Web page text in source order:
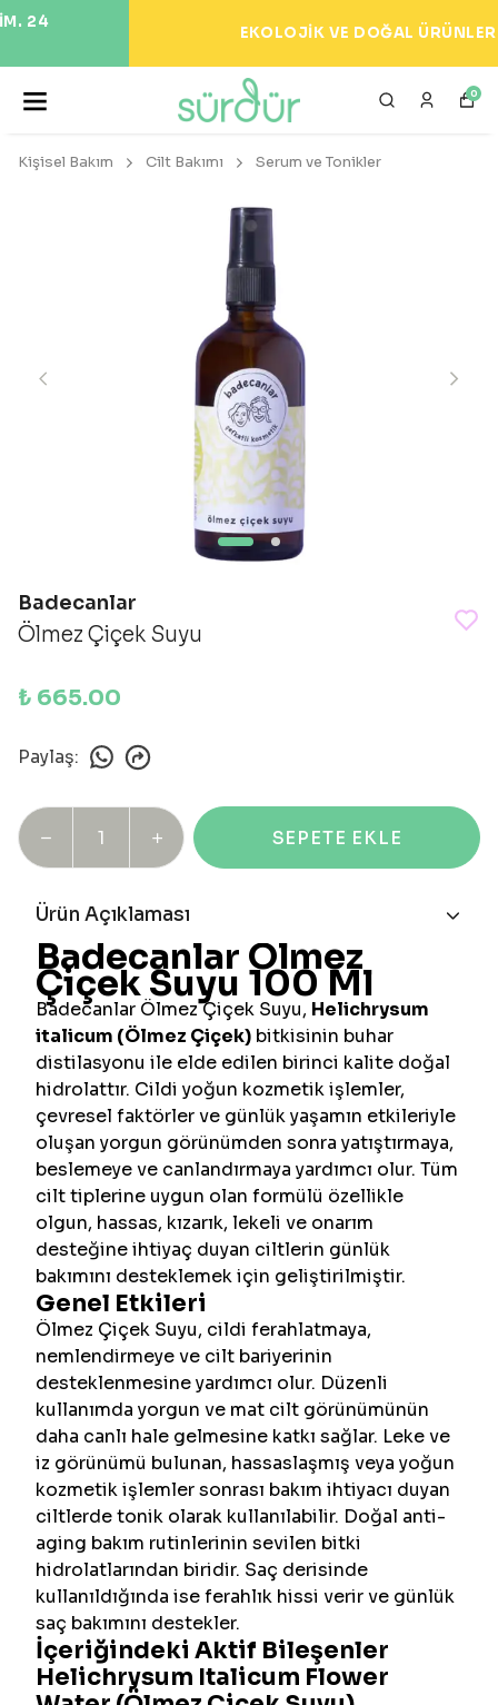
EKOLOJİK VE DOĞAL ÜRÜNLER 🌍
0
Kişisel Bakım Cilt Bakımı Serum ve Tonikler
Badecanlar
Ölmez Çiçek Suyu
₺ 665.00
Paylaş:
SEPETE EKLE
Ürün Açıklaması
Badecanlar Ölmez
Çiçek Suyu 100 Ml
Badecanlar Ölmez Çiçek Suyu, Helichrysum
italicum (Ölmez Çiçek) bitkisinin buhar
distilasyonu ile elde edilen birinci kalite doğal
hidrolattır. Cildi yoğun kozmetik işlemler,
çevresel faktörler ve günlük yaşamın etkileriyle
oluşan yorgun görünümden sonra yatıştırmaya,
beslemeye ve canlandırmaya yardımcı olur. Tüm
cilt tiplerine uygun olan formülü özellikle
olgun, hassas, kızarık, lekeli ve onarım
desteğine ihtiyaç duyan ciltlerin günlük
bakımını desteklemek için geliştirilmiştir.
Genel Etkileri
Ölmez Çiçek Suyu, cildi ferahlatmaya,
nemlendirmeye ve cilt bariyerinin
desteklenmesine yardımcı olur. Düzenli
kullanımda yorgun ve mat cilt görünümünün
daha canlı hale gelmesine katkı sağlar. Leke ve
iz görünümü bulunan, hassaslaşmış veya yoğun
kozmetik işlemler sonrası bakım ihtiyacı duyan
ciltlerde tonik olarak kullanılabilir. Doğal anti-
aging bakım rutinlerinin sevilen bitki
hidrolatlarından biridir. Saç derisinde
kullanıldığında ise ferahlık hissi verir ve günlük
saç bakımını destekler.
İçeriğindeki Aktif Bileşenler
Helichrysum Italicum Flower